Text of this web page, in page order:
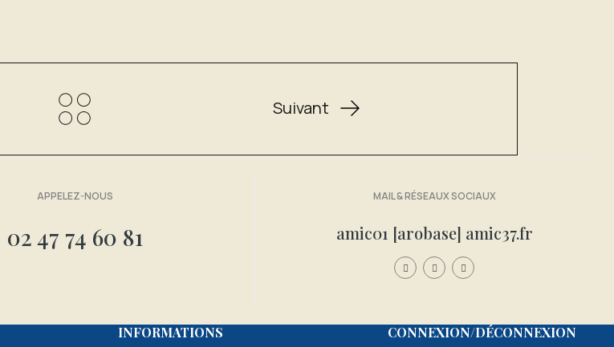
Suivant
APPELEZ-NOUS
02 47 74 60 81
MAIL & RÉSEAUX SOCIAUX
amic01 [arobase] amic37.fr
INFORMATIONS CONNEXION/DÉCONNEXION